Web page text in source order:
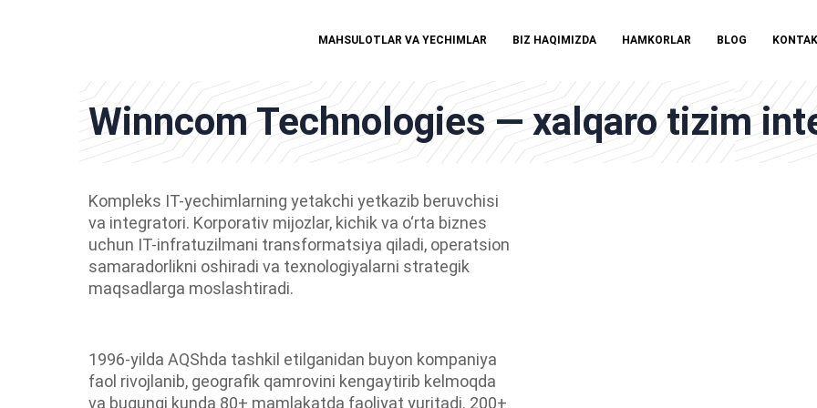
MAHSULOTLAR VA YECHIMLAR BIZ HAQIMIZDA HAMKORLAR BLOG
Winncom Technologies — xalqaro tizim
Kompleks IT-yechimlarning yetakchi yetkazib beruvchisi
va integratori. Korporativ mijozlar, kichik va o‘rta biznes
uchun IT-infratuzilmani transformatsiya qiladi, operatsion
samaradorlikni oshiradi va texnologiyalarni strategik
maqsadlarga moslashtiradi.
1996-yilda AQShda tashkil etilganidan buyon kompaniya
faol rivojlanib, geografik qamrovini kengaytirib kelmoqda
va bugungi kunda 80+ mamlakatda faoliyat yuritadi. 200+